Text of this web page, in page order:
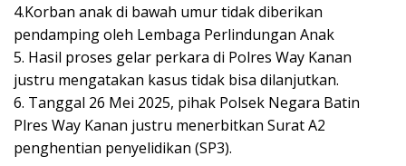
4.Korban anak di bawah umur tidak diberikan
pendamping oleh Lembaga Perlindungan Anak
5. Hasil proses gelar perkara di Polres Way Kanan
justru mengatakan kasus tidak bisa dilanjutkan.
6. Tanggal 26 Mei 2025, pihak Polsek Negara Batin
Plres Way Kanan justru menerbitkan Surat A2
penghentian penyelidikan (SP3).